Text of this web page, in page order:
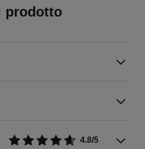
prodotto
4.8/5